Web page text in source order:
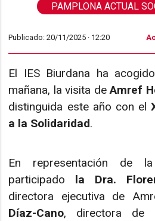
PAMPLONA ACTUAL
Publicado: 20/11/2025 · 12:20
El IES Biurdana ha
mañana, la visita deAmref
distinguida este año con el
a la Solidaridad.
En representación de
participado la Dra.
directora ejecutiva de
Díaz-Cano, directora de